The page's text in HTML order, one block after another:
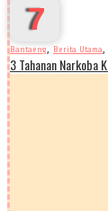
7
Bantaeng, Berita Utama,
3 Tahanan Narkoba